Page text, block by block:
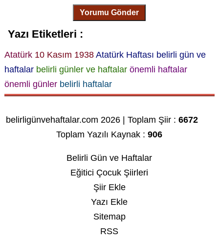
Yorumu Gönder
Yazı Etiketleri :
Atatürk 10 Kasım 1938 Atatürk Haftası belirli gün ve
haftalar belirli günler ve haftalar önemli haftalar
önemli günler belirli haftalar
belirligünvehaftalar.com 2026 | Toplam Şiir :6672
Toplam Yazılı Kaynak :906
Belirli Gün ve Haftalar
Eğitici Çocuk Şiirleri
Şiir Ekle
Yazı Ekle
Sitemap
RSS